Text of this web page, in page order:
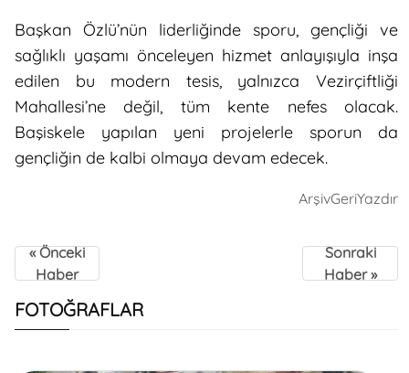
Başkan Özlü’nün liderliğinde sporu, gençliği ve
sağlıklı yaşamı önceleyen hizmet anlayışıyla inşa
edilen bu modern tesis, yalnızca Vezirçiftliği
Mahallesi’ne değil, tüm kente nefes olacak.
Başiskele yapılan yeni projelerle sporun da
gençliğin de kalbi olmaya devam edecek.
ArşivGeriYazdır
« Önceki
Haber
Sonraki
Haber »
FOTOĞRAFLAR